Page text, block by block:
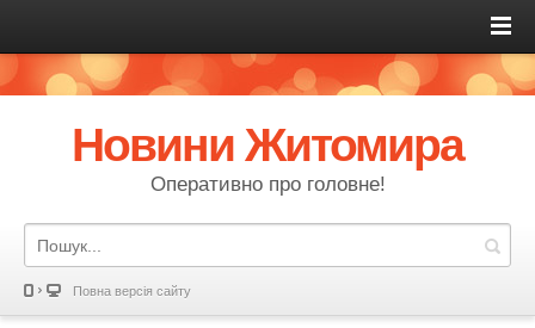
Новини Житомира
Оперативно про головне!
Повна версія сайту